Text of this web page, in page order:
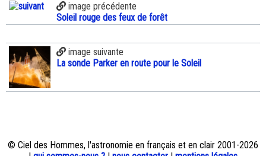
image précédente
Soleil rouge des feux de forêt
image suivante
La sonde Parker en route pour le Soleil
© Ciel des Hommes, l'astronomie en français et en clair 2001-2026